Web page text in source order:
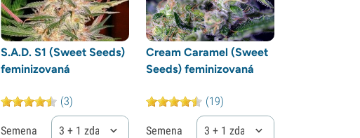
S.A.D. S1 (Sweet Seeds)
feminizovaná
(3)
Semena 3 + 1 zdarma
Cream Caramel (Sweet
Seeds) feminizovaná
(19)
Semena 3 + 1 zdarma